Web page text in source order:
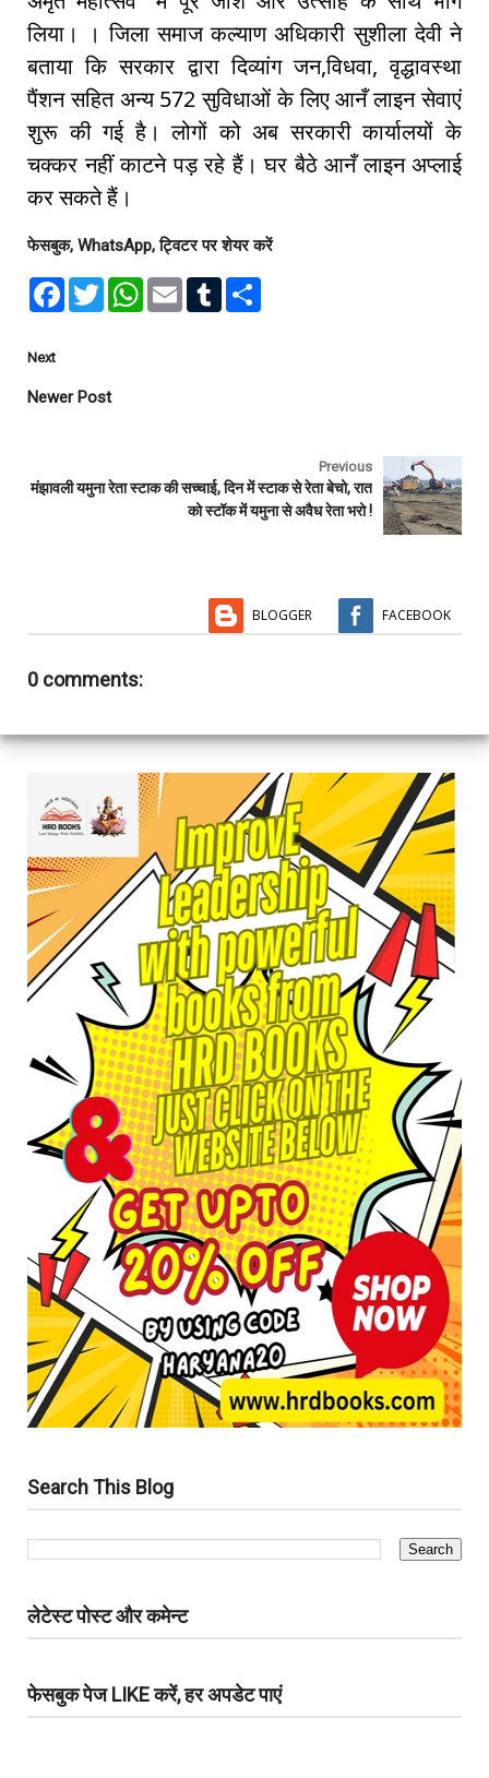
लिया। । जिला समाज कल्याण अधिकारी सुशीला देवी ने
बताया कि सरकार द्वारा दिव्यांग जन,विधवा, वृद्धावस्था
पैंशन सहित अन्य 572 सुविधाओं के लिए आनँ लाइन सेवाएं
शुरू की गई है। लोगों को अब सरकारी कार्यालयों के
चक्कर नहीं काटने पड़ रहे हैं। घर बैठे आनँ लाइन अप्लाई
कर सकते हैं।
फेसबुक, WhatsApp, ट्विटर पर शेयर करें
F
o
k
T
w
r
W
E
T
Next
Newer Post
Previous
मंझावली यमुना रेता स्टाक की सच्चाई, दिन में स्टाक से रेता बेचो, रात
को स्टॉक में यमुना से अवैध रेता भरो !
BLOGGER FACEBOOK
0 comments:
Search This Blog
लेटेस्ट पोस्ट और कमेन्ट
फेसबुक पेज LIKE करें, हर अपडेट पाएं